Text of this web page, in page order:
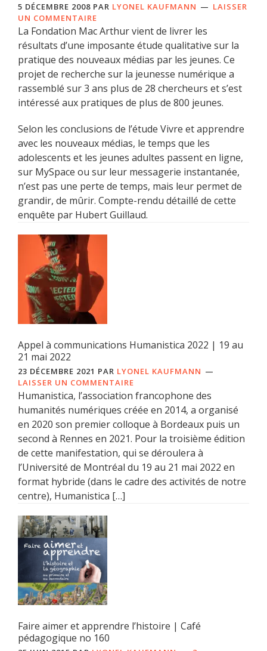
5 DÉCEMBRE 2008 PAR LYONEL KAUFMANN
LAISSER
UN COMMENTAIRE
La Fondation Mac Arthur vient de livrer les
résultats d’une imposante étude qualitative sur la
pratique des nouveaux médias par les jeunes. Ce
projet de recherche sur la jeunesse numérique a
rassemblé sur 3 ans plus de 28 chercheurs et s’est
intéressé aux pratiques de plus de 800 jeunes.
Selon les conclusions de l’étude Vivre et apprendre
avec les nouveaux médias, le temps que les
adolescents et les jeunes adultes passent en ligne,
sur MySpace ou sur leur messagerie instantanée,
n’est pas une perte de temps, mais leur permet de
grandir, de mûrir. Compte-rendu détaillé de cette
enquête par Hubert Guillaud.
Appel à communications Humanistica 2022 | 19 au
21 mai 2022
23 DÉCEMBRE 2021 PAR LYONEL KAUFMANN
LAISSER UN COMMENTAIRE
Humanistica, l’association francophone des
humanités numériques créée en 2014, a organisé
en 2020 son premier colloque à Bordeaux puis un
second à Rennes en 2021. Pour la troisième édition
de cette manifestation, qui se déroulera à
l’Université de Montréal du 19 au 21 mai 2022 en
format hybride (dans le cadre des activités de notre
centre), Humanistica […]
Faire aimer et apprendre l’histoire | Café
pédagogique no 160